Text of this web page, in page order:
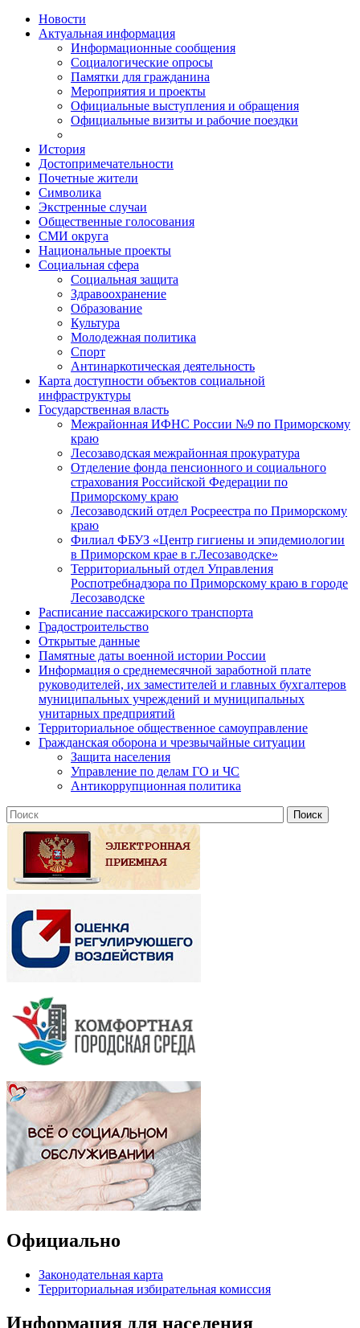
Новости
Актуальная информация
Информационные сообщения
Социалогические опросы
Памятки для гражданина
Мероприятия и проекты
Официальные выступления и обращения
Официальные визиты и рабочие поездки
История
Достопримечательности
Почетные жители
Символика
Экстренные случаи
Общественные голосования
СМИ округа
Национальные проекты
Социальная сфера
Социальная защита
Здравоохранение
Образование
Культура
Молодежная политика
Спорт
Антинаркотическая деятельность
Карта доступности объектов социальной
инфраструктуры
Государственная власть
Межрайонная ИФНС России №9 по Приморскому
краю
Лесозаводская межрайонная прокуратура
Отделение фонда пенсионного и социального
страхования Российской Федерации по
Приморскому краю
Лесозаводский отдел Росреестра по Приморскому
краю
Филиал ФБУЗ «Центр гигиены и эпидемиологии
в Приморском крае в г.Лесозаводске»
Территориальный отдел Управления
Роспотребнадзора по Приморскому краю в городе
Лесозаводске
Расписание пассажирского транспорта
Градостроительство
Открытые данные
Памятные даты военной истории России
Информация о среднемесячной заработной плате
руководителей, их заместителей и главных бухгалтеров
муниципальных учреждений и муниципальных
унитарных предприятий
Территориальное общественное самоуправление
Гражданская оборона и чрезвычайные ситуации
Защита населения
Управление по делам ГО и ЧС
Антикоррупционная политика
Официально
Законодательная карта
Территориальная избирательная комиссия
Информация для населения